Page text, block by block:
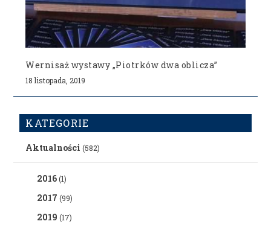
Wernisaż wystawy „Piotrków dwa oblicza”
18 listopada, 2019
KATEGORIE
Aktualności (582)
2016(1)
2017 (99)
2019 (17)